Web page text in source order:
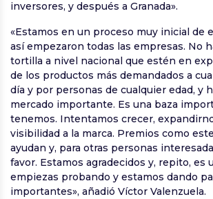
inversores, y después a Granada».
«Estamos en un proceso muy inicial de
así empezaron todas las empresas. No
tortilla a nivel nacional que estén en
de los productos más demandados a
día y por personas de cualquier edad, y
mercado importante. Es una baza
tenemos. Intentamos crecer,
visibilidad a la marca. Premios como
ayudan y, para otras personas
favor. Estamos agradecidos y, repito, es
empiezas probando y estamos dando
importantes», añadió Víctor Valenzuela.